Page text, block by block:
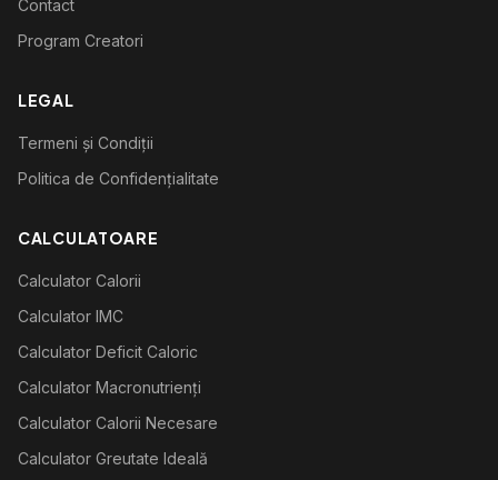
Contact
Program Creatori
LEGAL
Termeni și Condiții
Politica de Confidențialitate
CALCULATOARE
Calculator Calorii
Calculator IMC
Calculator Deficit Caloric
Calculator Macronutrienți
Calculator Calorii Necesare
Calculator Greutate Ideală